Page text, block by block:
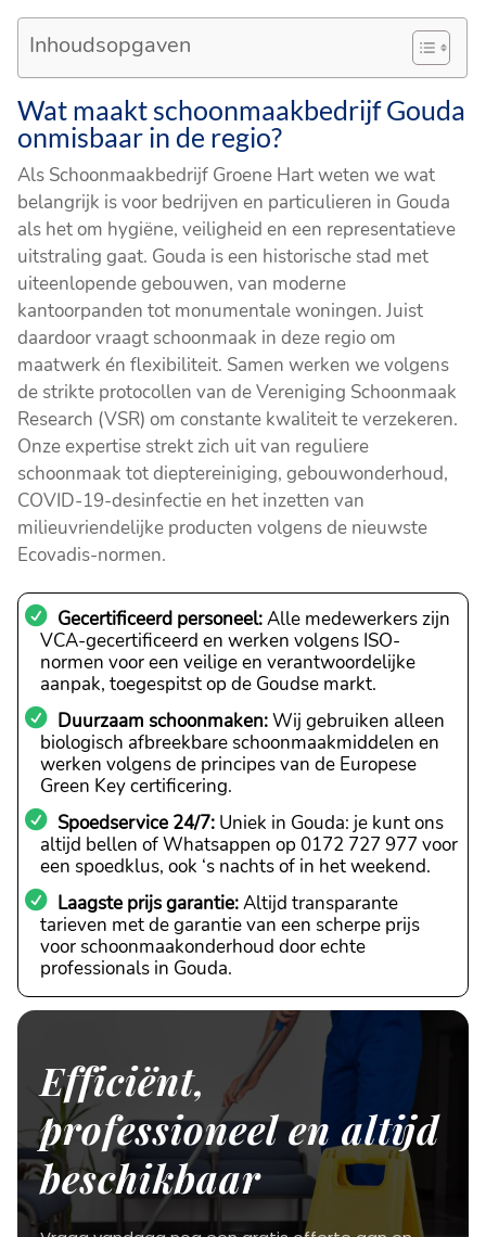
Inhoudsopgaven
Wat maakt schoonmaakbedrijf Gouda
onmisbaar in de regio?
Als Schoonmaakbedrijf Groene Hart weten we wat
belangrijk is voor bedrijven en particulieren in Gouda
als het om hygiëne, veiligheid en een representatieve
uitstraling gaat. Gouda is een historische stad met
uiteenlopende gebouwen, van moderne
kantoorpanden tot monumentale woningen. Juist
daardoor vraagt schoonmaak in deze regio om
maatwerk én flexibiliteit. Samen werken we volgens
de strikte protocollen van de Vereniging Schoonmaak
Research (VSR) om constante kwaliteit te verzekeren.
Onze expertise strekt zich uit van reguliere
schoonmaak tot dieptereiniging, gebouwonderhoud,
COVID-19-desinfectie en het inzetten van
milieuvriendelijke producten volgens de nieuwste
Ecovadis-normen.
Gecertificeerd personeel:Alle medewerkers zijn
VCA-gecertificeerd en werken volgens ISO-
normen voor een veilige en verantwoordelijke
aanpak, toegespitst op de Goudse markt.
Duurzaam schoonmaken:Wij gebruiken alleen
biologisch afbreekbare schoonmaakmiddelen en
werken volgens de principes van de Europese
Green Key certificering.
Spoedservice 24/7: Uniek in Gouda: je kunt ons
altijd bellen of Whatsappen op 0172 727 977 voor
een spoedklus, ook ‘s nachts of in het weekend.
Laagste prijs garantie:Altijd transparante
tarieven met de garantie van een scherpe prijs
voor schoonmaakonderhoud door echte
professionals in Gouda.
Efficiënt,
professioneel en altijd
beschikbaar